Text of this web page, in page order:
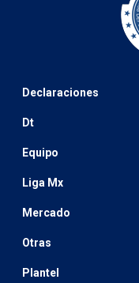
Declaraciones
Dt
Equipo
Liga Mx
Mercado
Otras
Plantel